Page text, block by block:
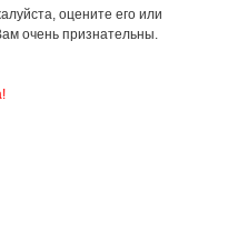
оцените его или
очень признательны.